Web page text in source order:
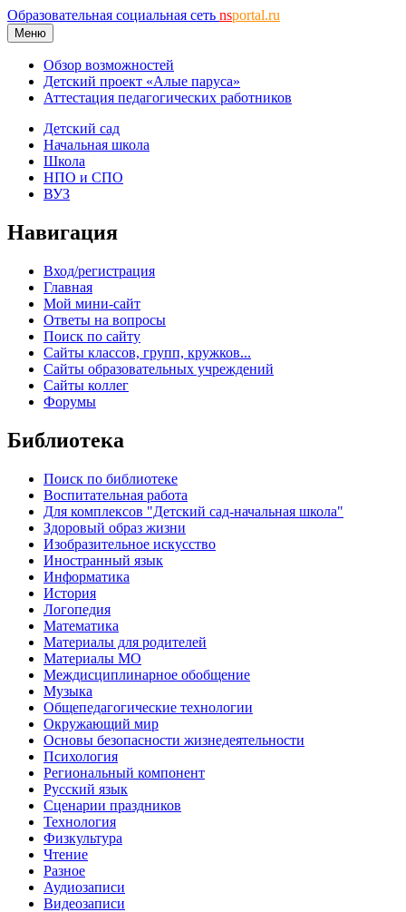
Образовательная социальная сеть nsportal.ru
Меню
Обзор возможностей
Детский проект «Алые паруса»
Аттестация педагогических работников
Детский сад
Начальная школа
Школа
НПО и СПО
ВУЗ
Навигация
Вход/регистрация
Главная
Мой мини-сайт
Ответы на вопросы
Поиск по сайту
Сайты классов, групп, кружков...
Сайты образовательных учреждений
Сайты коллег
Форумы
Библиотека
Поиск по библиотеке
Воспитательная работа
Для комплексов "Детский сад-начальная школа"
Здоровый образ жизни
Изобразительное искусство
Иностранный язык
Информатика
История
Логопедия
Математика
Материалы для родителей
Материалы МО
Междисциплинарное обобщение
Музыка
Общепедагогические технологии
Окружающий мир
Основы безопасности жизнедеятельности
Психология
Региональный компонент
Русский язык
Сценарии праздников
Технология
Физкультура
Чтение
Разное
Аудиозаписи
Видеозаписи